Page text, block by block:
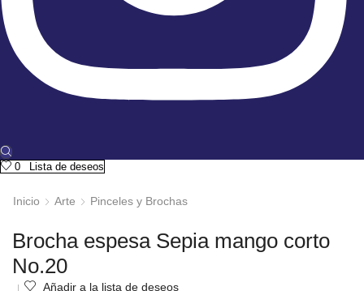
0 Lista de deseos
Inicio Arte Pinceles y Brochas
Brocha espesa Sepia mango corto
No.20
Añadir a la lista de deseos